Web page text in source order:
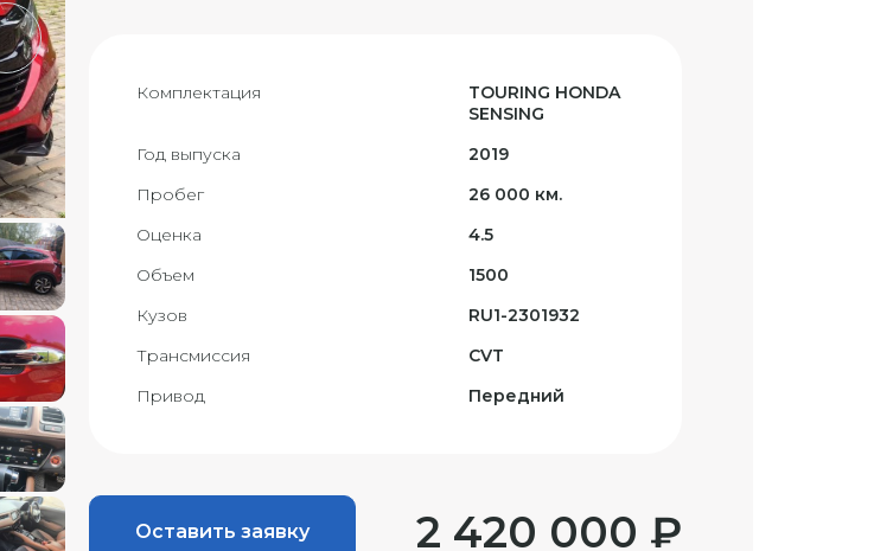
Комплектация
TOURING HONDA
SENSING
Год выпуска
2019
Пробег
26 000 км.
Оценка
4.5
Объем
1500
Кузов
RU1-2301932
Трансмиссия
CVT
Привод
Передний
Оставить заявку 2 420 000 ₽